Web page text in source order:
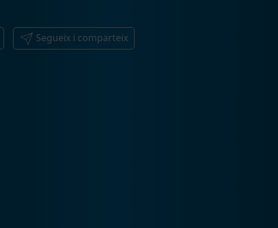
Segueix i comparteix